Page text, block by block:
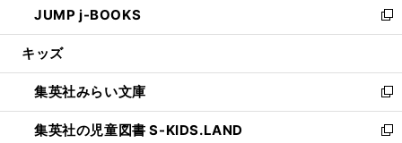
で
開
ド
ウ
開
く
ィ
ン
ウ
で
開
く
い
ウ
ン
ド
ウ
で
JUMP j-BOOKS
新
し
ウ
ィ
ン
ド
キッズ
集英社みらい文庫
新
し
い
集英社の児童図書 S-KIDS.LAND
新